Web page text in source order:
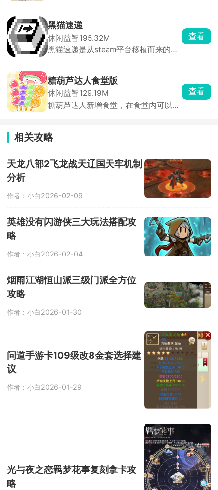
型打造展开，无固定搭配限制，玩家可
自主组化妆造，帮助明星打造不同的造
型用于不同的场景，同时还兼具艺人经
营要素，打理演艺事业。
黑猫速递
休闲益智195.32M
黑猫速递是从steam平台移植而来的送
点，以此来获取货币钞票。游戏过程中
还可以与当地居民npc进行交流，会有
不一样的收获。游戏采用经典像素风，
画面温馨治愈，玩法简单易上手，在
查看
糖葫芦达人食堂版
休闲益智129.19M
糖葫芦达人新增食堂，在食堂内可以自
各样的食物制作糖葫芦，成为一名真正
的糖葫芦达人。糖葫芦达人游戏以模拟
店，每日进购新鲜的水果，裹糖衣，制
作各种口味的糖葫芦，开直播吸引更多
的顾客下单，为你的糖葫芦店带来收
益，游戏玩法内容丰富，还有更多新的
趣味板块等你来解锁。
查看
相关攻略
天龙八部2飞龙战天辽国天牢机制
分析
作者：小白2026-02-09
英雄没有闪游侠三大玩法搭配攻
略
作者：小白2026-02-04
烟雨江湖恒山派三级门派全方位
攻略
作者：小白2026-01-30
问道手游卡109级改8金套选择建
议
作者：小白2026-01-29
光与夜之恋羁梦花事复刻拿卡攻
略